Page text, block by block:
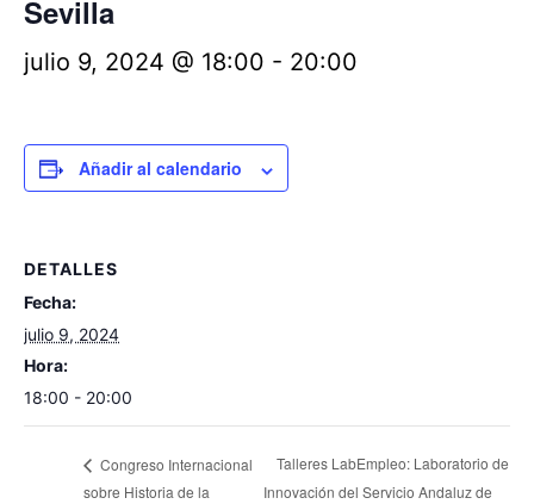
Sevilla
julio 9, 2024 @ 18:00 - 20:00
Añadir al calendario
DETALLES
Fecha:
julio 9, 2024
Hora:
18:00 - 20:00
Congreso Internacional
sobre Historia de la
Talleres LabEmpleo: Laboratorio de
Innovación del Servicio Andaluz de